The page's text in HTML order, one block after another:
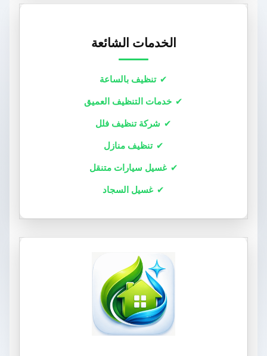
الخدمات الشائعة
تنظيف بالساعة
خدمات التنظيف العميق
شركة تنظيف فلل
تنظيف منازل
غسيل سيارات متنقل
غسيل السجاد